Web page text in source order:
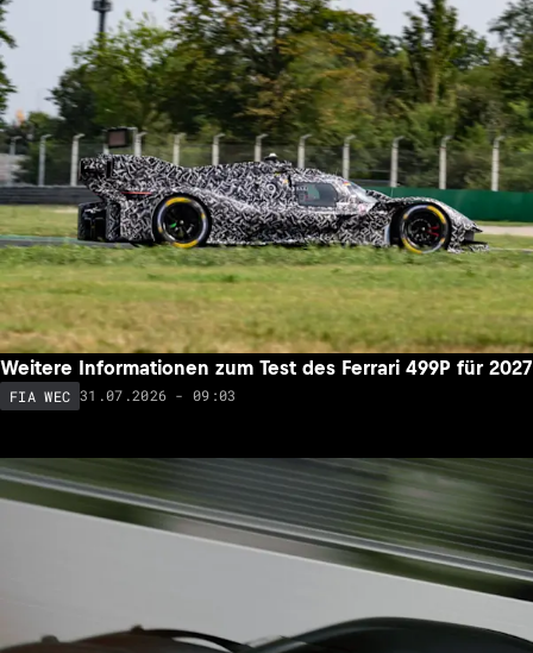
Weitere Informationen zum Test des Ferrari 499P für 2027
FIA WEC 31.07.2026 - 09:03